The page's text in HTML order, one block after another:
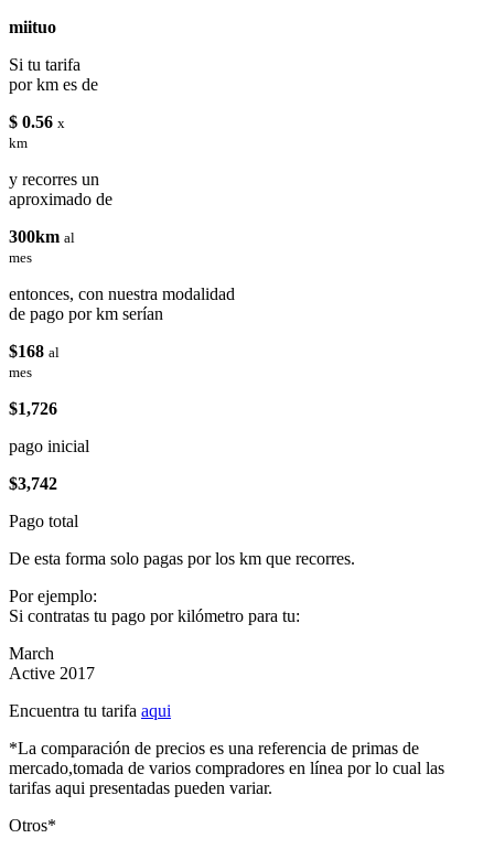
miituo
Si tu tarifa
por km es de
$ 0.56 x
km
y recorres un
aproximado de
300km al
mes
entonces, con nuestra modalidad
de pago por km serían
$168 al
mes
$1,726
pago inicial
$3,742
Pago total
De esta forma solo pagas por los km que recorres.
Por ejemplo:
Si contratas tu pago por kilómetro para tu:
March
Active 2017
Encuentra tu tarifa aqui
*La comparación de precios es una referencia de primas de
mercado,tomada de varios compradores en línea por lo cual las
tarifas aqui presentadas pueden variar.
Otros*